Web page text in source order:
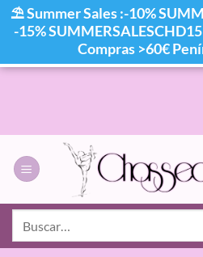
INICIO / COLOR DEL
⛱ Summer Sales :-10%
-15%
Compras >60€